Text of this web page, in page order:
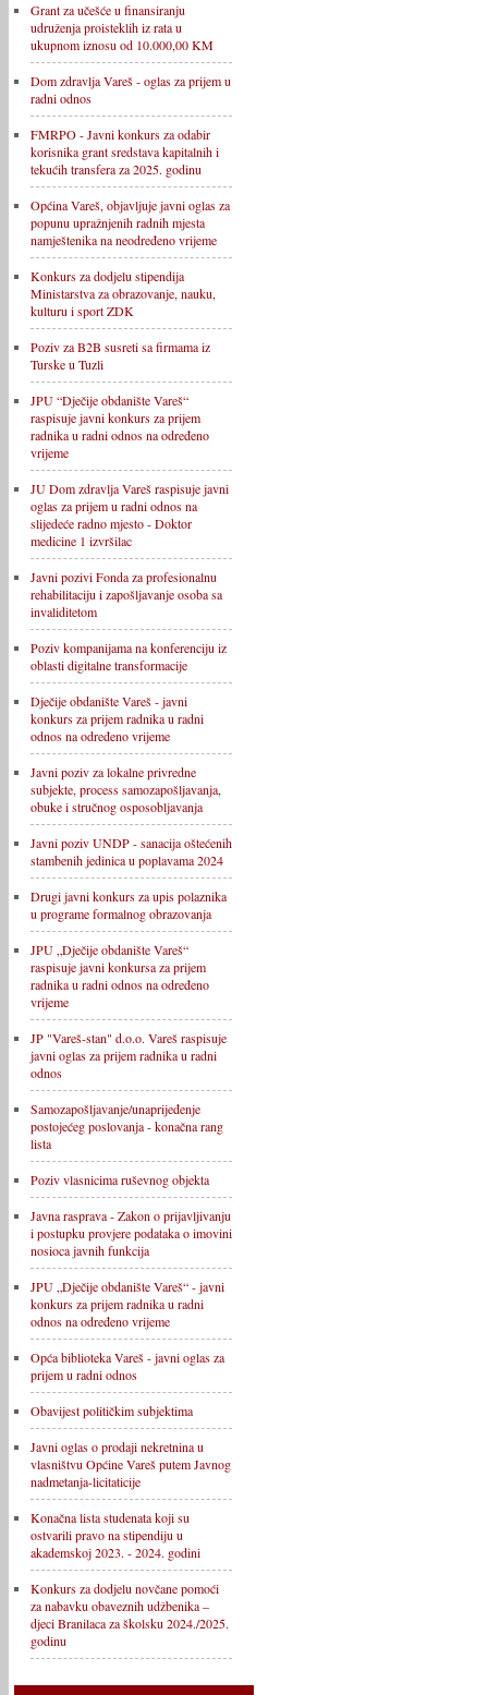
Grant za učešće u finansiranju
udruženja proisteklih iz rata u
ukupnom iznosu od 10.000,00 KM
Dom zdravlja Vareš - oglas za prijem u
radni odnos
FMRPO - Javni konkurs za odabir
korisnika grant sredstava kapitalnih i
tekućih transfera za 2025. godinu
Općina Vareš, objavljuje javni oglas za
popunu upražnjenih radnih mjesta
namještenika na neodređeno vrijeme
Konkurs za dodjelu stipendija
Ministarstva za obrazovanje, nauku,
kulturu i sport ZDK
Poziv za B2B susreti sa firmama iz
Turske u Tuzli
JPU “Dječije obdanište Vareš“
raspisuje javni konkurs za prijem
radnika u radni odnos na određeno
vrijeme
JU Dom zdravlja Vareš raspisuje javni
oglas za prijem u radni odnos na
slijedeće radno mjesto - Doktor
medicine 1 izvršilac
Javni pozivi Fonda za profesionalnu
rehabilitaciju i zapošljavanje osoba sa
invaliditetom
Poziv kompanijama na konferenciju iz
oblasti digitalne transformacije
Dječije obdanište Vareš - javni
konkurs za prijem radnika u radni
odnos na određeno vrijeme
Javni poziv za lokalne privredne
subjekte, process samozapošljavanja,
obuke i stručnog osposobljavanja
Javni poziv UNDP - sanacija oštećenih
stambenih jedinica u poplavama 2024
Drugi javni konkurs za upis polaznika
u programe formalnog obrazovanja
JPU „Dječije obdanište Vareš“
raspisuje javni konkursa za prijem
radnika u radni odnos na određeno
vrijeme
JP "Vareš-stan" d.o.o. Vareš raspisuje
javni oglas za prijem radnika u radni
odnos
Samozapošljavanje/unaprijeđenje
postojećeg poslovanja - konačna rang
lista
Poziv vlasnicima ruševnog objekta
Javna rasprava - Zakon o prijavljivanju
i postupku provjere podataka o imovini
nosioca javnih funkcija
JPU „Dječije obdanište Vareš“ - javni
konkurs za prijem radnika u radni
odnos na određeno vrijeme
Opća biblioteka Vareš - javni oglas za
prijem u radni odnos
Obavijest političkim subjektima
Javni oglas o prodaji nekretnina u
vlasništvu Općine Vareš putem Javnog
nadmetanja-licitaticije
Konačna lista studenata koji su
ostvarili pravo na stipendiju u
akademskoj 2023. - 2024. godini
Konkurs za dodjelu novčane pomoći
za nabavku obaveznih udžbenika –
djeci Branilaca za školsku 2024./2025.
godinu